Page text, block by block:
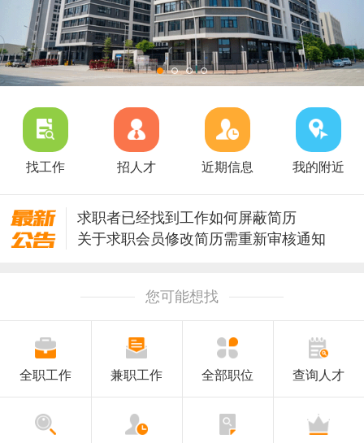
找工作 招人才 近期信息 我的附近
求职者已经找到工作如何屏蔽简历
关于求职会员修改简历需重新审核通知
您可能想找
全职工作 兼职工作 全部职位 查询人才